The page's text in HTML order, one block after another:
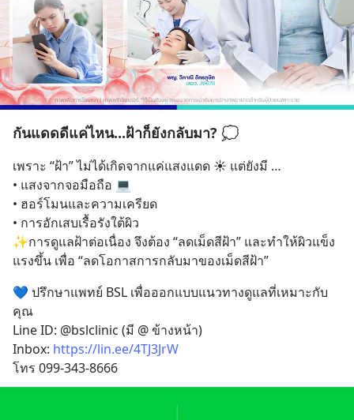
กันแดดดีแค่ไหน...ฝ้าก็ยังกลับมา? 💭
เพราะ “ฝ้า” ไม่ได้เกิดจากแค่แสงแดด ☀️ แต่ยังมี …
• แสงจากจอมือถือ 💻
• ฮอร์โมนและความเครียด
• การอักเสบเรื้อรังใต้ผิว
✨การดูแลฝ้าต่อเนื่อง จึงต้อง “ลดเม็ดสีฝ้า” และทำให้ผิวแข็ง
แรงขึ้น เพื่อ “ลดโอกาสการกลับมาของเม็ดสีฝ้า”
💙 ปรึกษาแพทย์ BSL เพื่อออกแบบแนวทางดูแลที่เหมาะกับ
คุณ
Line ID: @bslclinic (มี @ ข้างหน้า)
Inbox: https://lin.ee/4TJ3JrW
โทร 099-343-8666